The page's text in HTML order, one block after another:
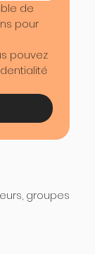
de
pour
pouvez
accéder à notre politique de confidentialité
groupes